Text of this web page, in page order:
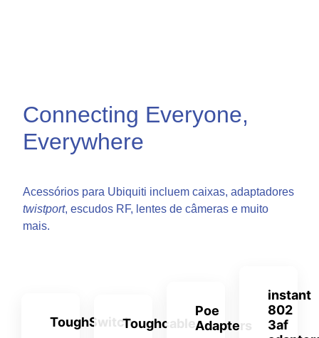
Connecting Everyone,
Everywhere
Acessórios para Ubiquiti incluem caixas, adaptadores
twistport, escudos RF, lentes de câmeras e muito
mais.
ToughSwitchToughcable
Poe
Adapters
instant
802
3af